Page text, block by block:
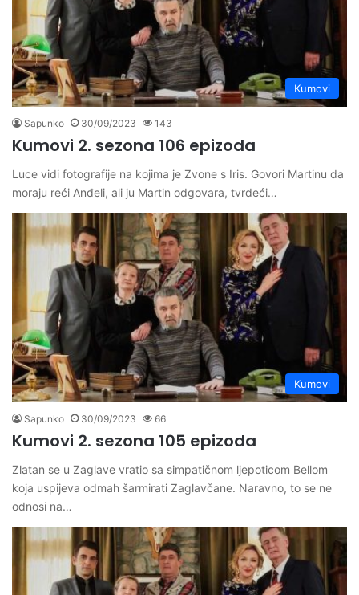
Kumovi
Sapunko 30/09/2023 143
Kumovi 2. sezona 106 epizoda
Luce vidi fotografije na kojima je Zvone s Iris. Govori Martinu da
moraju reći Anđeli, ali ju Martin odgovara, tvrdeći…
Kumovi
Sapunko 30/09/2023 66
Kumovi 2. sezona 105 epizoda
Zlatan se u Zaglave vratio sa simpatičnom ljepoticom Bellom
koja uspijeva odmah šarmirati Zaglavčane. Naravno, to se ne
odnosi na…